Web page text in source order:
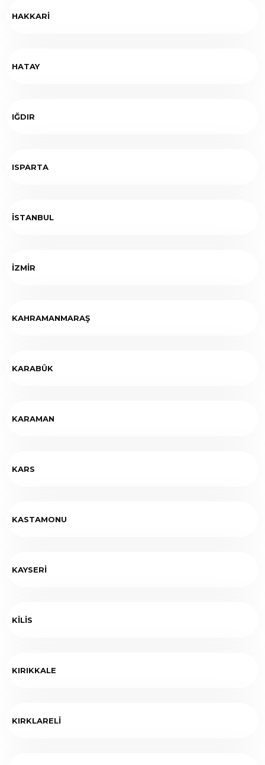
HAKKARİ
HATAY
IĞDIR
ISPARTA
İSTANBUL
İZMİR
KAHRAMANMARAŞ
KARABÜK
KARAMAN
KARS
KASTAMONU
KAYSERİ
KİLİS
KIRIKKALE
KIRKLARELİ